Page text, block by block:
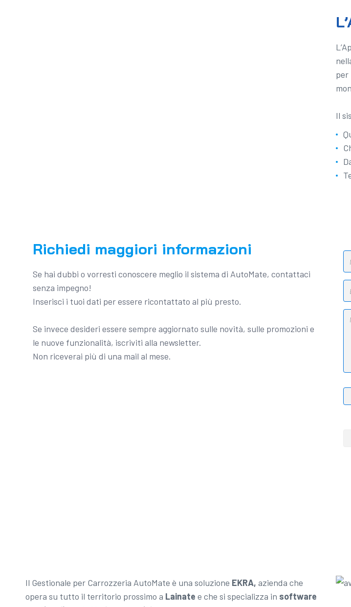
per
Il
Richiedi maggiori informazioni
Se hai dubbi o vorresti conoscere meglio il sistema di AutoMate, contattaci
senza impegno!
Inserisci i tuoi dati per essere ricontattato al più presto.
Se invece desideri essere sempre aggiornato sulle novità, sulle promozioni e
le nuove funzionalità, iscriviti alla newsletter.
Non riceverai più di una mail al mese.
Il Gestionale per Carrozzeria AutoMate è una soluzione EKRA, azienda che
opera su tutto il territorio prossimo a Lainate e che si specializza in software